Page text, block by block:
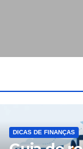
DICAS DE FINANÇAS